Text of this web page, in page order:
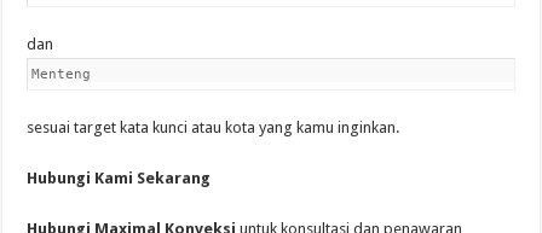
dan
Menteng
sesuai target kata kunci atau kota yang kamu inginkan.
Hubungi Kami Sekarang
Hubungi Maximal Konveksi untuk konsultasi dan penawaran